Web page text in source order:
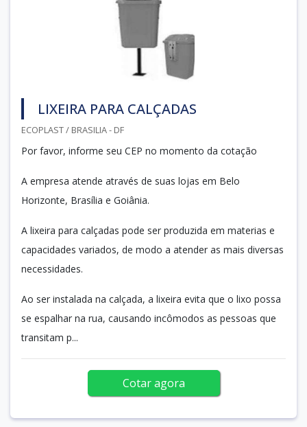
LIXEIRA PARA CALÇADAS
ECOPLAST / BRASILIA - DF
Por favor, informe seu CEP no momento da cotação
A empresa atende através de suas lojas em Belo
Horizonte, Brasília e Goiânia.
A lixeira para calçadas pode ser produzida em materias e
capacidades variados, de modo a atender as mais diversas
necessidades.
Ao ser instalada na calçada, a lixeira evita que o lixo possa
se espalhar na rua, causando incômodos as pessoas que
transitam p...
Cotar agora